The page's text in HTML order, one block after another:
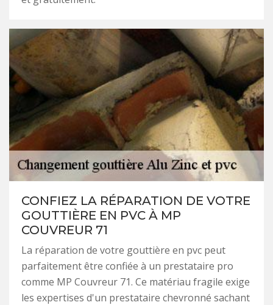
CONFIEZ LA RÉPARATION DE VOTRE
GOUTTIÈRE EN PVC À MP
COUVREUR 71
La réparation de votre gouttière en pvc peut
parfaitement être confiée à un prestataire pro
comme MP Couvreur 71. Ce matériau fragile exige
les expertises d'un prestataire chevronné sachant